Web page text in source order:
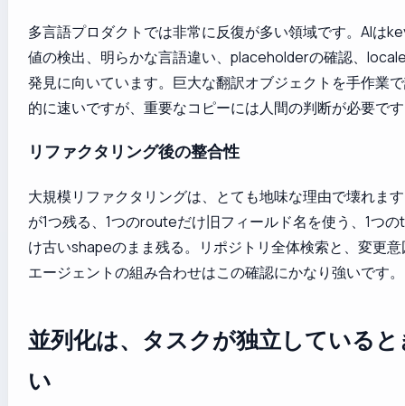
多言語プロダクトでは非常に反復が多い領域です。AIは
値の検出、明らかな言語違い、placeholderの確認、
発見に向いています。巨大な翻訳オブジェクトを手作業
的に速いですが、重要なコピーには人間の判断が必要で
リファクタリング後の整合性
大規模リファクタリングは、とても地味な理由で壊れま
が1つ残る、1つのrouteだけ旧フィールド名を使う、1つ
け古いshapeのまま残る。リポジトリ全体検索と、変更
エージェントの組み合わせはこの確認にかなり強いです。
並列化は、タスクが独立している
い